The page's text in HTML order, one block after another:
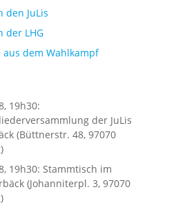
den JuLis
der LHG
aus dem Wahlkampf
19h30:
der JuLis
(Büttnerstr. 48, 97070
19h30: Stammtisch im
(Johanniterpl. 3, 97070